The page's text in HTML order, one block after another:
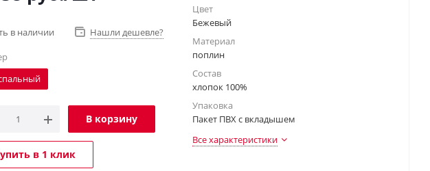
в наличии
Нашли дешевле?
В корзину
в 1 клик
Цвет
Бежевый
Материал
поплин
Состав
хлопок 100%
Упаковка
Пакет ПВХ с вкладышем
Все характеристики